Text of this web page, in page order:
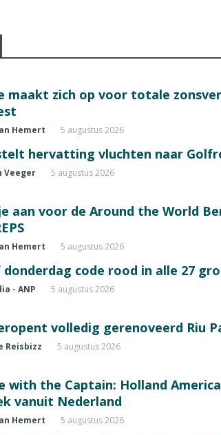
maakt zich op voor totale
Hemert 5 augustus 2026
hervatting vluchten naar
Veeger 5 augustus 2026
aan voor de Around the World
Hemert 5 augustus 2026
donderdag code rood in alle 27
- ANP 5 augustus 2026
volledig gerenoveerd Riu
Reisbizz 5 augustus 2026
with the Captain: Holland
vanuit Nederland
Hemert 5 augustus 2026